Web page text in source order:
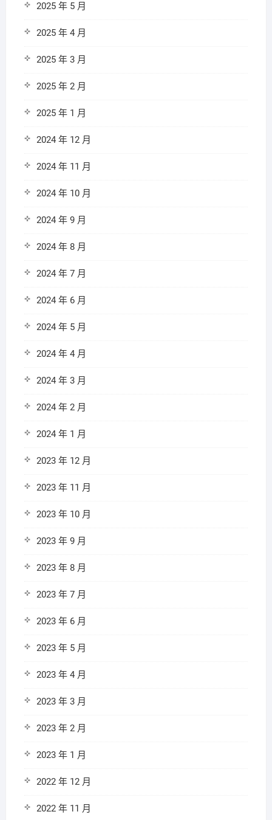
2025 年 5 月
2025 年 4 月
2025 年 3 月
2025 年 2 月
2025 年 1 月
2024 年 12 月
2024 年 11 月
2024 年 10 月
2024 年 9 月
2024 年 8 月
2024 年 7 月
2024 年 6 月
2024 年 5 月
2024 年 4 月
2024 年 3 月
2024 年 2 月
2024 年 1 月
2023 年 12 月
2023 年 11 月
2023 年 10 月
2023 年 9 月
2023 年 8 月
2023 年 7 月
2023 年 6 月
2023 年 5 月
2023 年 4 月
2023 年 3 月
2023 年 2 月
2023 年 1 月
2022 年 12 月
2022 年 11 月